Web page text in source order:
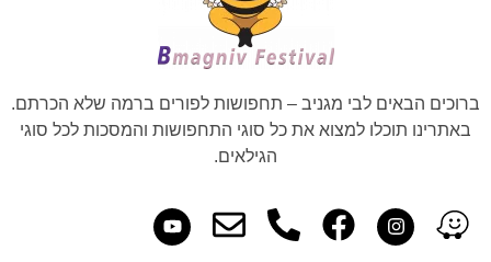
ברוכים הבאים לבי מגניב – תחפושות לפורים ברמה שלא הכרתם.
באתרינו תוכלו למצוא את כל סוגי התחפושות והמסכות לכל סוגי
הגילאים.